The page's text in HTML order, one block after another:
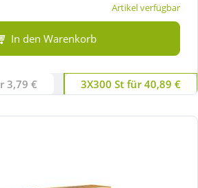
Artikel verfügbar
In den Warenkorb
3,79 € 3X300 St für 40,89 €